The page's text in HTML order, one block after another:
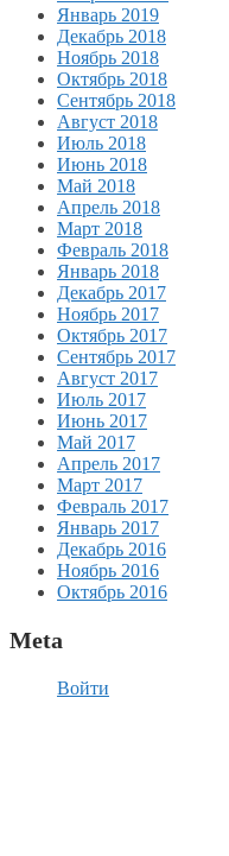
Январь 2019
Декабрь 2018
Ноябрь 2018
Октябрь 2018
Сентябрь 2018
Август 2018
Июль 2018
Июнь 2018
Май 2018
Апрель 2018
Март 2018
Февраль 2018
Январь 2018
Декабрь 2017
Ноябрь 2017
Октябрь 2017
Сентябрь 2017
Август 2017
Июль 2017
Июнь 2017
Май 2017
Апрель 2017
Март 2017
Февраль 2017
Январь 2017
Декабрь 2016
Ноябрь 2016
Октябрь 2016
Meta
Войти